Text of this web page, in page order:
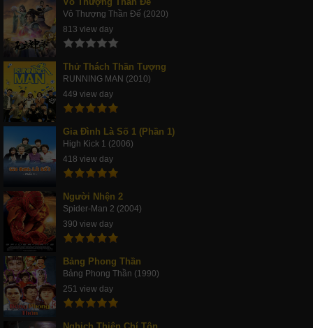
Vô Thượng Thần Đế (2020)
813 view day
Thử Thách Thần Tượng
RUNNING MAN (2010)
449 view day
Gia Đình Là Số 1 (Phần 1)
High Kick 1 (2006)
418 view day
Người Nhện 2
Spider-Man 2 (2004)
390 view day
Bảng Phong Thần
Bảng Phong Thần (1990)
251 view day